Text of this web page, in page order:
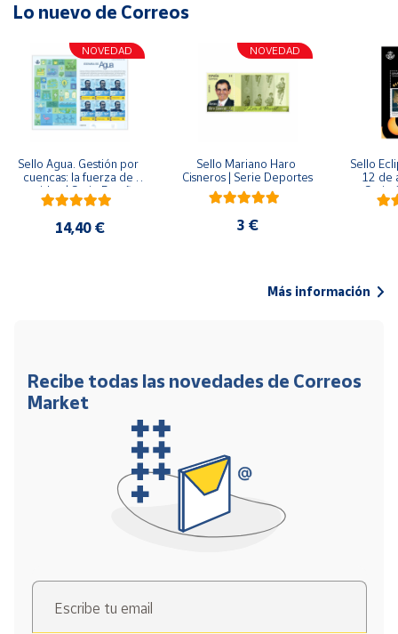
Lo nuevo de Correos
NOVEDAD
Sello Agua. Gestión por
cuencas: la fuerza de
una idea.| Serie España
ES| Pliego Premium
14,40 €
NOVEDAD
Sello Mariano Haro
Cisneros | Serie Deportes
3 €
Sello
12 de
Serie
Más información
Recibe todas las novedades de Correos
Market
Escribe tu email